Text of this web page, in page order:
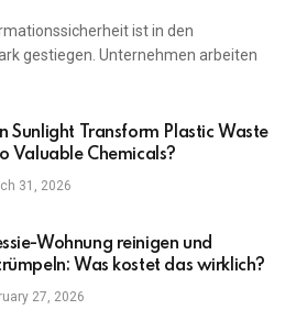
ist in den
gestiegen. Unternehmen arbeiten
Sunlight Transform Plastic Waste
Valuable Chemicals?
31, 2026
Wohnung reinigen und
Was kostet das wirklich?
27, 2026